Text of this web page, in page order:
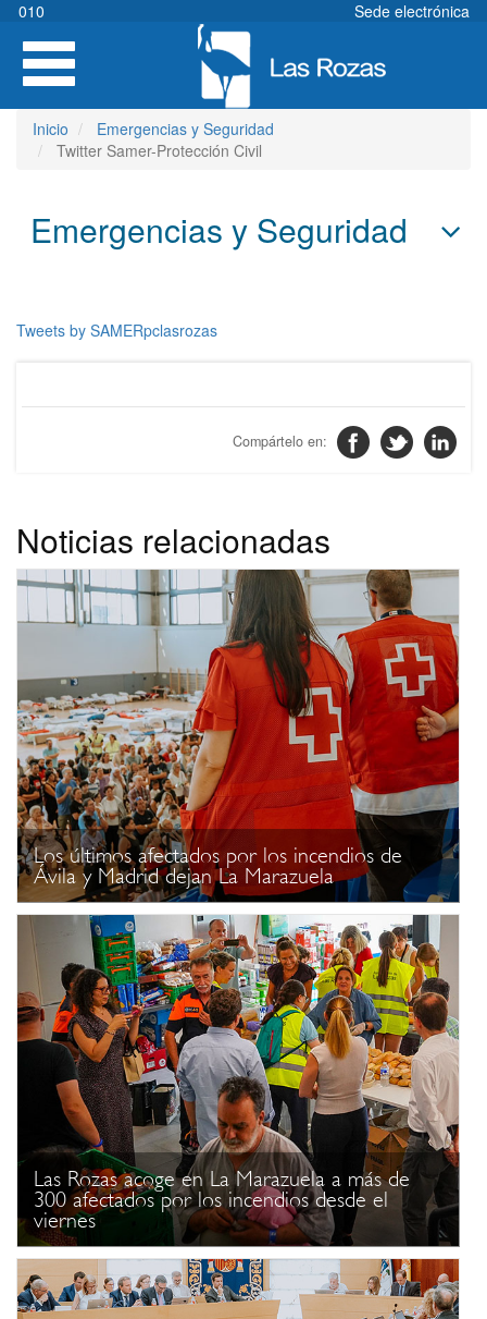
Pasar
contenido
principal
010
Sede electrónica
Toggle
navigation
Inicio
Emergencias y Seguridad
Twitter Samer-Protección Civil
Emergencias y Seguridad
Tweets by SAMERpclasrozas
Noticias relacionadas
Los últimos afectados por los incendios de
Ávila y Madrid dejan La Marazuela
Las Rozas acoge en La Marazuela a más de
300 afectados por los incendios desde el
viernes